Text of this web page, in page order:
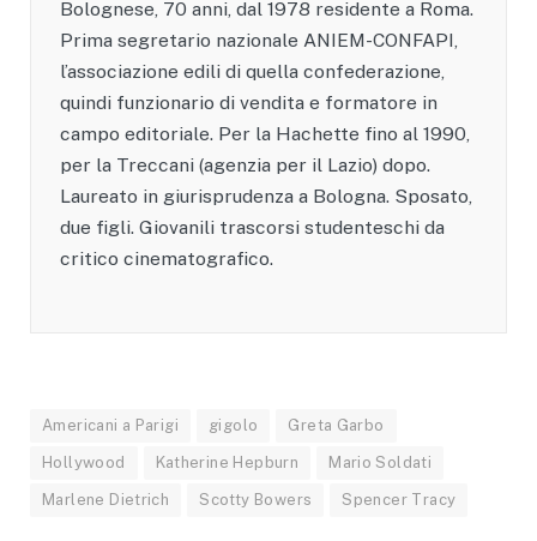
Bolognese, 70 anni, dal 1978 residente a Roma.
Prima segretario nazionale ANIEM-CONFAPI,
l’associazione edili di quella confederazione,
quindi funzionario di vendita e formatore in
campo editoriale. Per la Hachette fino al 1990,
per la Treccani (agenzia per il Lazio) dopo.
Laureato in giurisprudenza a Bologna. Sposato,
due figli. Giovanili trascorsi studenteschi da
critico cinematografico.
Americani a Parigi gigolo Greta Garbo
Hollywood Katherine Hepburn Mario Soldati
Marlene Dietrich Scotty Bowers Spencer Tracy